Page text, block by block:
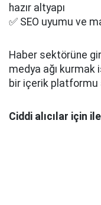
hazır altyapı
✅ SEO uyumu ve
Haber sektörüne
medya ağı
bir içerik platformu
Ciddi alıcılar için